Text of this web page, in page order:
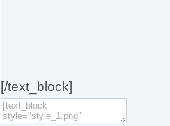
[/text_block]